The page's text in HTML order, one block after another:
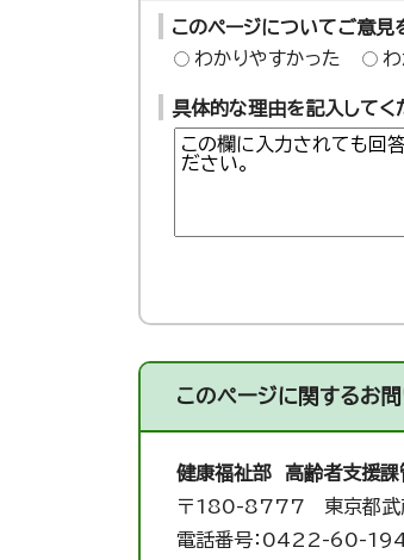
このページについてご意見
わかりやすかった
わ
具体的な理由を記入してく
このページに関するお
健康福祉部 高齢者支援課
〒180-8777 東京都武
電話番号：0422-60-